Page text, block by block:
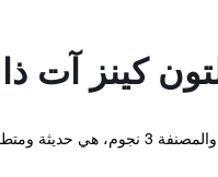
كينز آت
هذه الملكية الموجودة في